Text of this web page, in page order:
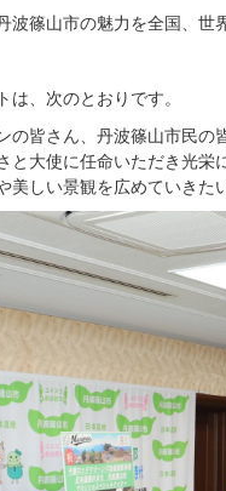
波篠山市の魅力を全国、世
は、次のとおりです。
の皆さん、丹波篠山市民
と大使に任命いただき光
美しい景観を広めていきた